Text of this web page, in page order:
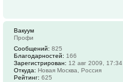
Вакуум
Профи
Сообщений: 825
Благодарностей: 166
Зарегистрирован: 12 авг 2009, 17:34
Откуда: Новая Москва, Россия
Рейтинг: 625